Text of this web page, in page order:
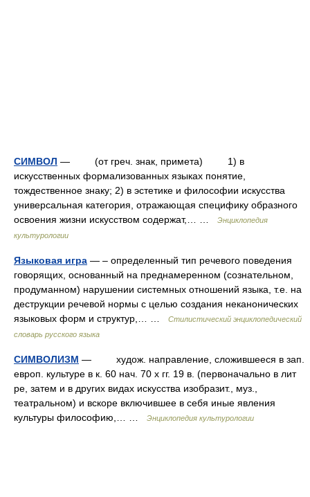
СИМВОЛ — (от греч. знак, примета) 1) в
искусственных формализованных языках понятие,
тождественное знаку; 2) в эстетике и философии искусства
универсальная категория, отражающая специфику образного
освоения жизни искусством содержат,… …
Энциклопедия
культурологии
Языковая игра — – определенный тип речевого поведения
говорящих, основанный на преднамеренном (сознательном,
продуманном) нарушении системных отношений языка, т.е. на
деструкции речевой нормы с целью создания неканонических
языковых форм и структур,… …
Стилистический энциклопедический
словарь русского языка
СИМВОЛИЗМ — худож. направление, сложившееся в зап.
европ. культуре в к. 60 нач. 70 х гг. 19 в. (первоначально в лит
ре, затем и в других видах искусства изобразит., муз.,
театральном) и вскоре включившее в себя иные явления
культуры философию,… …
Энциклопедия культурологии